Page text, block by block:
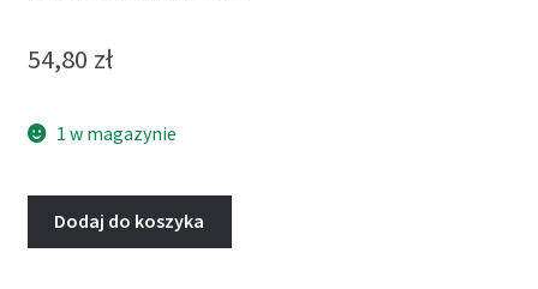
54,80 zł
1 w magazynie
Dodaj do koszyka